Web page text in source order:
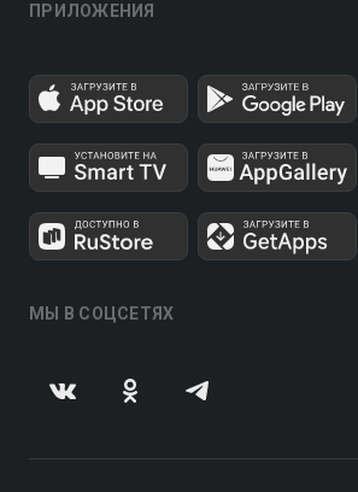
ПРИЛОЖЕНИЯ
МЫ В СОЦСЕТЯХ